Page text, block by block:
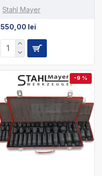
Stahl Mayer
550,00 lei
-9 %